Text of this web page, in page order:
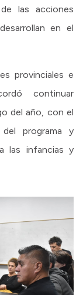
las acciones
en el
provinciales e
continuar
del año, con el
programa y
las infancias y